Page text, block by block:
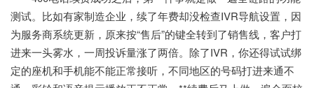
测试。比如有家制造企业，续了年费却没检查IVR导航设置，因
为服务商系统更新，原来按“售后”的键全转到了销售线，客户打
进来一头雾水，一周投诉量涨了两倍。除了IVR，你还得试试绑
定的座机和手机能不能正常接听，不同地区的号码打进来通不